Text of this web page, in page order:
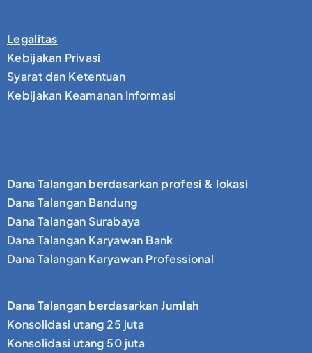
Legalitas
Kebijakan Privasi
Syarat dan Ketentuan
Kebijakan Keamanan Informasi
Dana Talangan berdasarkan profesi & lokasi
Dana Talangan Bandung
Dana Talangan Surabaya
Dana Talangan Karyawan Bank
Dana Talangan Karyawan Professional
Dana Talangan berdasarkan Jumlah
Konsolidasi utang 25 juta
Konsolidasi utang 50 juta